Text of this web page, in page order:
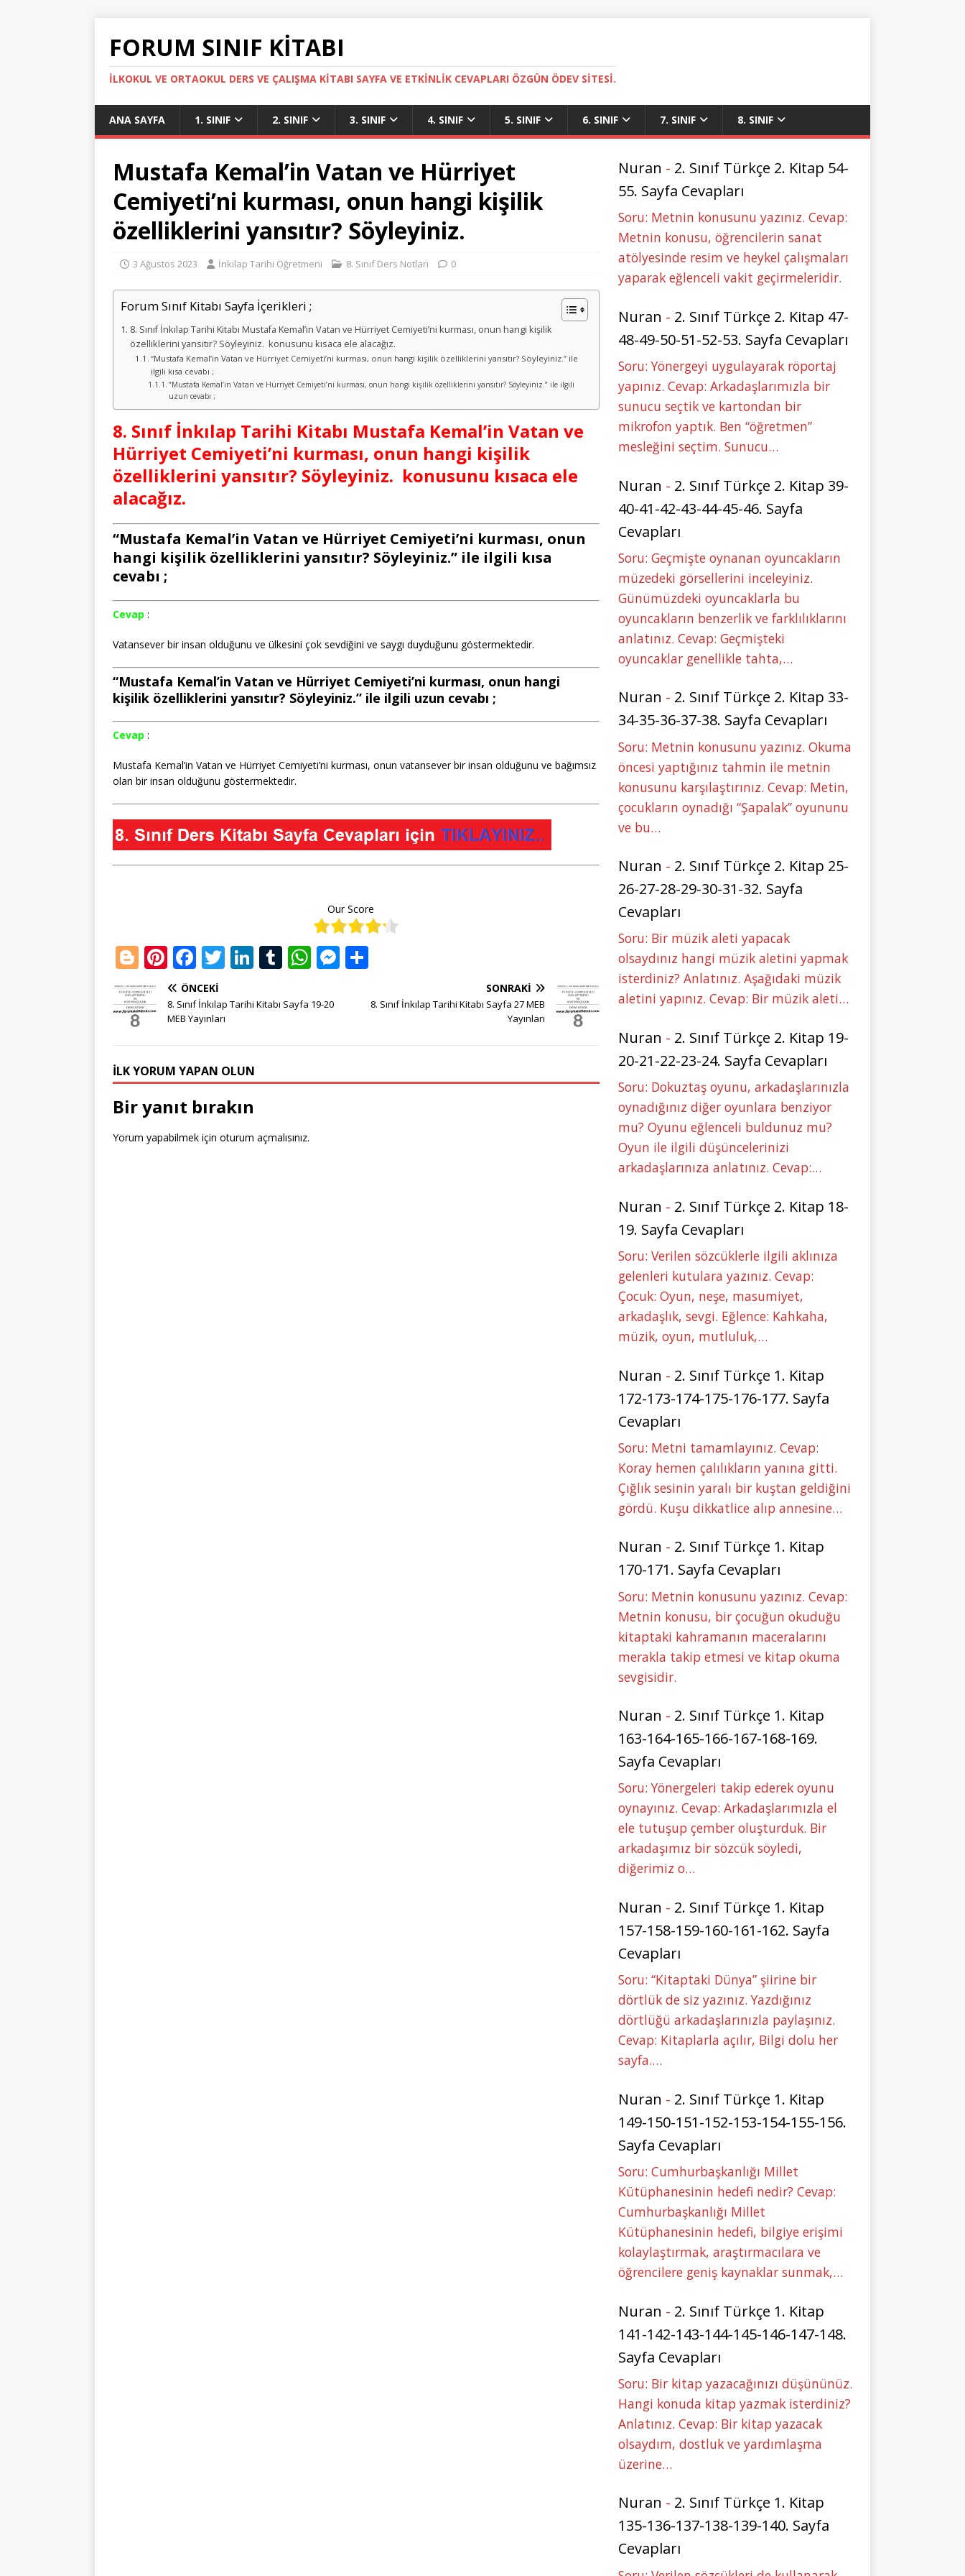
FORUM SINIF KITABI
İLKOKUL VE ORTAOKUL DERS VE ÇALIŞMA KITABI SAYFA VE ETKINLIK CEVAPLARI ÖZGÜN ÖDEV SITESI.
ANA SAYFA 1. SINIF 2. SINIF 3. SINIF 4. SINIF 5. SINIF 6. SINIF 7. SINIF 8. SINIF
Mustafa Kemal’in Vatan ve Hürriyet
Cemiyeti’ni kurması, onun hangi kişilik
özelliklerini yansıtır? Söyleyiniz.
3 Ağustos 2023 İnkılap Tarihi Öğretmeni 8. Sınıf Ders Notları 0
Forum Sınıf Kitabı Sayfa İçerikleri ;
8. Sınıf İnkılap Tarihi Kitabı Mustafa Kemal’in Vatan ve Hürriyet Cemiyeti’ni kurması, onun hangi kişilik
özelliklerini yansıtır? Söyleyiniz. konusunu kısaca ele alacağız.
“Mustafa Kemal’in Vatan ve Hürriyet Cemiyeti’ni kurması, onun hangi kişilik özelliklerini yansıtır? Söyleyiniz.” ile
ilgili kısa cevabı ;
“Mustafa Kemal’in Vatan ve Hürriyet Cemiyeti’ni kurması, onun hangi kişilik özelliklerini yansıtır? Söyleyiniz.” ile ilgili
uzun cevabı ;
8. Sınıf İnkılap Tarihi Kitabı Mustafa Kemal’in Vatan ve
Hürriyet Cemiyeti’ni kurması, onun hangi kişilik
özelliklerini yansıtır? Söyleyiniz. konusunu kısaca ele
alacağız.
“Mustafa Kemal’in Vatan ve Hürriyet Cemiyeti’ni kurması, onun
hangi kişilik özelliklerini yansıtır? Söyleyiniz.” ile ilgili kısa
cevabı ;
Cevap :
Vatansever bir insan olduğunu ve ülkesini çok sevdiğini ve saygı duyduğunu göstermektedir.
“Mustafa Kemal’in Vatan ve Hürriyet Cemiyeti’ni kurması, onun hangi
kişilik özelliklerini yansıtır? Söyleyiniz.” ile ilgili uzun cevabı ;
Cevap :
Mustafa Kemal’in Vatan ve Hürriyet Cemiyeti’ni kurması, onun vatansever bir insan olduğunu ve bağımsız
olan bir insan olduğunu göstermektedir.
Our Score
Bl
o
g
g
r
Pi
n
te
r
st
F
a
c
e
o
k
T
it
Li
k
n
T
m
W
at
M
ar
ÖNCEKI
8. Sınıf İnkılap Tarihi Kitabı Sayfa 19-20
MEB Yayınları
SONRAKI
8. Sınıf İnkılap Tarihi Kitabı Sayfa 27 MEB
Yayınları
İLK YORUM YAPAN OLUN
Bir yanıt bırakın
Yorum yapabilmek için oturum açmalısınız.
Nuran - 2. Sınıf Türkçe 2. Kitap 54-
55. Sayfa Cevapları
Soru: Metnin konusunu yazınız. Cevap:
Metnin konusu, öğrencilerin sanat
atölyesinde resim ve heykel çalışmaları
yaparak eğlenceli vakit geçirmeleridir.
Nuran - 2. Sınıf Türkçe 2. Kitap 47-
48-49-50-51-52-53. Sayfa Cevapları
Soru: Yönergeyi uygulayarak röportaj
yapınız. Cevap: Arkadaşlarımızla bir
sunucu seçtik ve kartondan bir
mikrofon yaptık. Ben “öğretmen”
mesleğini seçtim. Sunucu…
Nuran - 2. Sınıf Türkçe 2. Kitap 39-
40-41-42-43-44-45-46. Sayfa
Cevapları
Soru: Geçmişte oynanan oyuncakların
müzedeki görsellerini inceleyiniz.
Günümüzdeki oyuncaklarla bu
oyuncakların benzerlik ve farklılıklarını
anlatınız. Cevap: Geçmişteki
oyuncaklar genellikle tahta,…
Nuran - 2. Sınıf Türkçe 2. Kitap 33-
34-35-36-37-38. Sayfa Cevapları
Soru: Metnin konusunu yazınız. Okuma
öncesi yaptığınız tahmin ile metnin
konusunu karşılaştırınız. Cevap: Metin,
çocukların oynadığı “Şapalak” oyununu
ve bu…
Nuran - 2. Sınıf Türkçe 2. Kitap 25-
26-27-28-29-30-31-32. Sayfa
Cevapları
Soru: Bir müzik aleti yapacak
olsaydınız hangi müzik aletini yapmak
isterdiniz? Anlatınız. Aşağıdaki müzik
aletini yapınız. Cevap: Bir müzik aleti…
Nuran - 2. Sınıf Türkçe 2. Kitap 19-
20-21-22-23-24. Sayfa Cevapları
Soru: Dokuztaş oyunu, arkadaşlarınızla
oynadığınız diğer oyunlara benziyor
mu? Oyunu eğlenceli buldunuz mu?
Oyun ile ilgili düşüncelerinizi
arkadaşlarınıza anlatınız. Cevap:…
Nuran - 2. Sınıf Türkçe 2. Kitap 18-
19. Sayfa Cevapları
Soru: Verilen sözcüklerle ilgili aklınıza
gelenleri kutulara yazınız. Cevap:
Çocuk: Oyun, neşe, masumiyet,
arkadaşlık, sevgi. Eğlence: Kahkaha,
müzik, oyun, mutluluk,…
Nuran - 2. Sınıf Türkçe 1. Kitap
172-173-174-175-176-177. Sayfa
Cevapları
Soru: Metni tamamlayınız. Cevap:
Koray hemen çalılıkların yanına gitti.
Çığlık sesinin yaralı bir kuştan geldiğini
gördü. Kuşu dikkatlice alıp annesine…
Nuran - 2. Sınıf Türkçe 1. Kitap
170-171. Sayfa Cevapları
Soru: Metnin konusunu yazınız. Cevap:
Metnin konusu, bir çocuğun okuduğu
kitaptaki kahramanın maceralarını
merakla takip etmesi ve kitap okuma
sevgisidir.
Nuran - 2. Sınıf Türkçe 1. Kitap
163-164-165-166-167-168-169.
Sayfa Cevapları
Soru: Yönergeleri takip ederek oyunu
oynayınız. Cevap: Arkadaşlarımızla el
ele tutuşup çember oluşturduk. Bir
arkadaşımız bir sözcük söyledi,
diğerimiz o…
Nuran - 2. Sınıf Türkçe 1. Kitap
157-158-159-160-161-162. Sayfa
Cevapları
Soru: “Kitaptaki Dünya” şiirine bir
dörtlük de siz yazınız. Yazdığınız
dörtlüğü arkadaşlarınızla paylaşınız.
Cevap: Kitaplarla açılır, Bilgi dolu her
sayfa.…
Nuran - 2. Sınıf Türkçe 1. Kitap
149-150-151-152-153-154-155-156.
Sayfa Cevapları
Soru: Cumhurbaşkanlığı Millet
Kütüphanesinin hedefi nedir? Cevap:
Cumhurbaşkanlığı Millet
Kütüphanesinin hedefi, bilgiye erişimi
kolaylaştırmak, araştırmacılara ve
öğrencilere geniş kaynaklar sunmak,…
Nuran - 2. Sınıf Türkçe 1. Kitap
141-142-143-144-145-146-147-148.
Sayfa Cevapları
Soru: Bir kitap yazacağınızı düşününüz.
Hangi konuda kitap yazmak isterdiniz?
Anlatınız. Cevap: Bir kitap yazacak
olsaydım, dostluk ve yardımlaşma
üzerine…
Nuran - 2. Sınıf Türkçe 1. Kitap
135-136-137-138-139-140. Sayfa
Cevapları